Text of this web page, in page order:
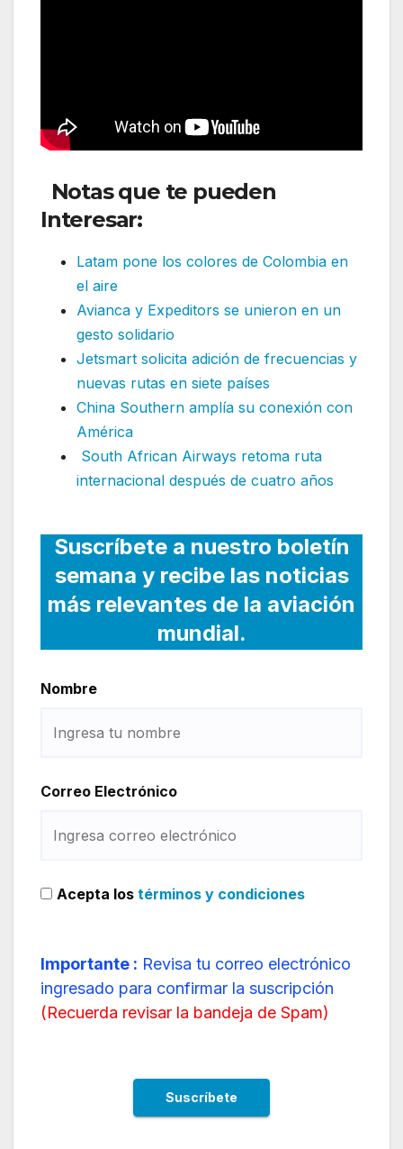
Notas que te pueden
Interesar:
Latam pone los colores de Colombia en
el aire
Avianca y Expeditors se unieron en un
gesto solidario
Jetsmart solicita adición de frecuencias y
nuevas rutas en siete países
China Southern amplía su conexión con
América
South African Airways retoma ruta
internacional después de cuatro años
Suscríbete a nuestro boletín
semana y recibe las noticias
más relevantes de la aviación
mundial.
Nombre
Correo Electrónico
Acepta los términos y condiciones
Importante : Revisa tu correo electrónico
ingresado para confirmar la suscripción
(Recuerda revisar la bandeja de Spam)